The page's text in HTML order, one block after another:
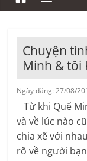
Chuyện
Minh & tôi
Ngày đăng: 27/08/
Từ khi Quế
và về lúc nào
chia xẽ với
rõ về người